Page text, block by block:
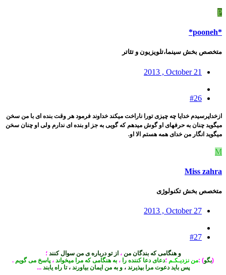
P
*pooneh*
متخصص بخش سینما،تلویزیون و تئاتر
2013 , October 21
#26
ازخداپرسیدم خدایا چه چیزی تورا ناراخت میکند خداوند فرمود هر وقت بنده ای با من سخن
میگوید چنان به حرفهای او گوش میدهم که گویی به جز او بنده ای ندارم ولی او چنان سخن
میگوید انگار من خدای همه هستم الا او.
M
Miss zahra
متخصص بخش تکنولوژی
2013 , October 27
#27
و هنگامی که بندگان من، از تو درباره ی من سوال کنند؛
بگو) : من نزدیـکـم؛ دعای دعا کننده را ،به هنگامی که مرا میخواند،پاسخ می گویم.
پس باید دعوت مرا بپذیرند، و به من ایمان بیاورند، تا راه یابند...